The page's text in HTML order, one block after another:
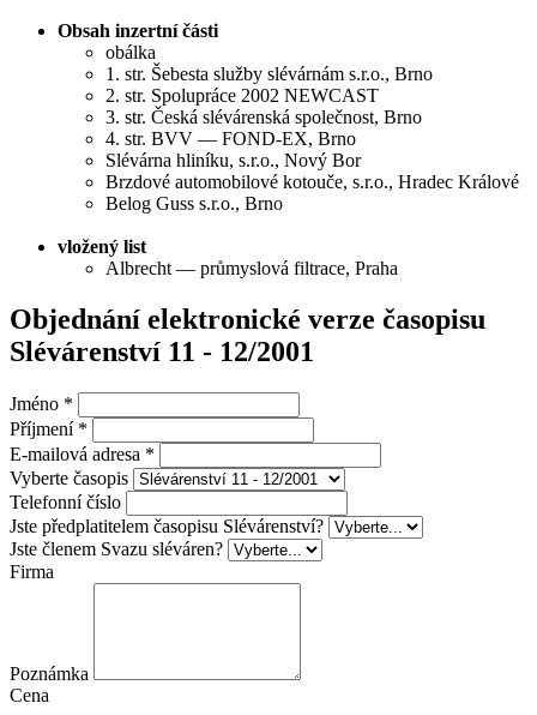
Obsah inzertní části
obálka
1. str. Šebesta služby slévárnám s.r.o., Brno
2. str. Spolupráce 2002 NEWCAST
3. str. Česká slévárenská společnost, Brno
4. str. BVV — FOND-EX, Brno
Slévárna hliníku, s.r.o., Nový Bor
Brzdové automobilové kotouče, s.r.o., Hradec Králové
Belog Guss s.r.o., Brno
vložený list
Albrecht — průmyslová filtrace, Praha
Objednání elektronické verze časopisu
Slévárenství 11 - 12/2001
Jméno *
Příjmení *
E-mailová adresa *
Vyberte časopis
Telefonní číslo
Jste předplatitelem časopisu Slévárenství?
Jste členem Svazu sléváren?
Firma
Poznámka
Cena